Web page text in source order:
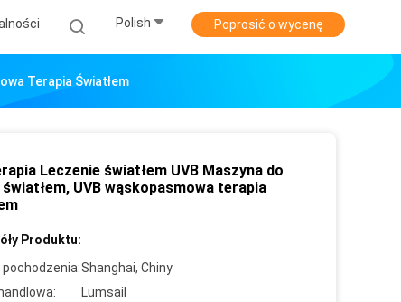
Polish Poprosić o wycenę
Terapia Światłem
Leczenie światłem UVB Maszyna do
UVB wąskopasmowa terapia
Produktu:
pochodzenia:Shanghai, Chiny
Lumsail